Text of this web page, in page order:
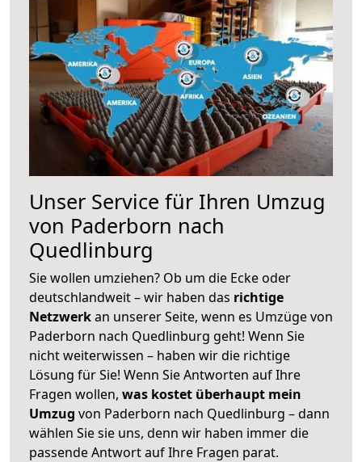
Unser Service für Ihren Umzug
von Paderborn nach
Quedlinburg
Sie wollen umziehen? Ob um die Ecke oder
deutschlandweit – wir haben das richtige
Netzwerkan unserer Seite, wenn es Umzüge von
Paderborn nach Quedlinburg geht! Wenn Sie
nicht weiterwissen – haben wir die richtige
Lösung für Sie! Wenn Sie Antworten auf Ihre
Fragen wollen, was kostet überhaupt mein
Umzug von Paderborn nach Quedlinburg – dann
wählen Sie sie uns, denn wir haben immer die
passende Antwort auf Ihre Fragen parat.